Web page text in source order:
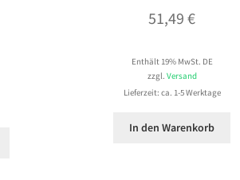
51,49€
Enthält 19% MwSt. DE
zzgl. Versand
Lieferzeit: ca. 1-5 Werktage
In den Warenkorb